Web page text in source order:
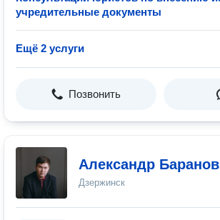
учредительные документы
Ещё 2 услуги
Позвонить
Александр Баранов
Дзержинск